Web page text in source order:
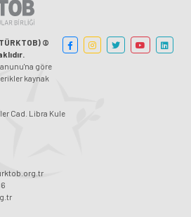
©
göre
kaynak
Cad. Libra Kule